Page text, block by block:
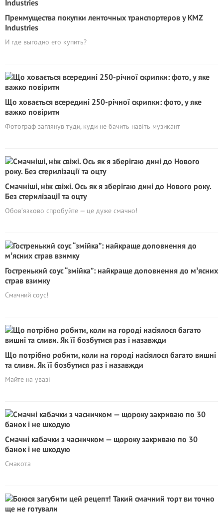
Преимущества покупки ленточных транспортеров у KMZ
Industries
И где выгодно его купить?
Що ховається всередині 250-річної скрипки: фото, у яке
важко повірити
Фотограф заглянув туди, куди не бачить навіть музикант
Смачніші, ніж свіжі. Ось як я зберігаю дині до Нового року.
Без стерилізації та оцту
Обов’язково спробуйте — це дуже смачно!
Гостренький соус “змійка”: найкраще доповнення до мʼясних
страв взимку
Смачний соус!
Що потрібно робити, коли на городі насіялося багато вишні
та сливи. Як її бозбутися раз і назавжди
Майте на увазі
Смачні кабачки з часничком — щороку закриваю по 30
банок і не шкодую
Смакота